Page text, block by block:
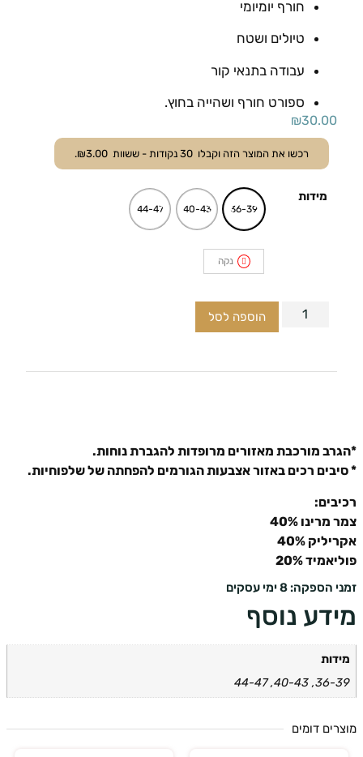
חורף יומיומי
טיולים ושטח
עבודה בתנאי קור
ספורט חורף ושהייה בחוץ.
₪30.00
רכשו את המוצר הזה וקבלו30נקודות - ששוות ₪ 3.00
.
מידות
36-39
40-43
44-47
נקה
הוספה לסל
מורכבת מאזורים מרופדות להגברת נוחות.
רכים באזור אצבעות הגורמים להפחתה של שלפוחיות.
40%
40%
20%
8 ימי עסקים
נוסף
36-39, 40-
דומים